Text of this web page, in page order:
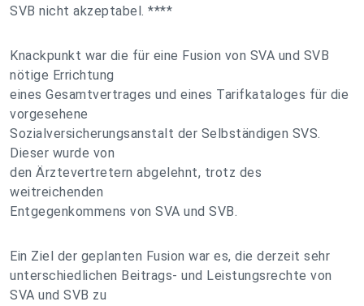
SVB nicht akzeptabel. ****
Knackpunkt war die für eine Fusion von SVA und SVB
nötige Errichtung
eines Gesamtvertrages und eines Tarifkataloges für die
vorgesehene
Sozialversicherungsanstalt der Selbständigen SVS.
Dieser wurde von
den Ärztevertretern abgelehnt, trotz des
weitreichenden
Entgegenkommens von SVA und SVB.
Ein Ziel der geplanten Fusion war es, die derzeit sehr
unterschiedlichen Beitrags- und Leistungsrechte von
SVA und SVB zu